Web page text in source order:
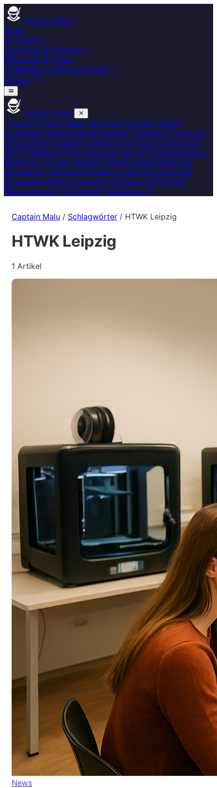
Captain Malu
News
3D-Druck
Computer & Systeme
Elektronik & Löten
Embedded & Mikrocontroller
Shop
Captain Malu
Suche
Shop News 3D-Druck Drucker & Kauf
Grundlagen Materialien & Zubehör Software & Services
Computer & Systeme Kaufberatung Linux & Scripting
MINT & Bildung PC & Hardware Server & Administration
Elektronik & Löten Bauteile & Werkzeuge Elektronik
Grundlagen Elektronik Projekte Löten & Ausrüstung
Embedded & Mikrocontroller Arduino ESP32 & IoT
Mikrocontroller Grundlagen Raspberry Pi
Captain Malu / Schlagwörter / HTWK Leipzig
HTWK Leipzig
1 Artikel
News